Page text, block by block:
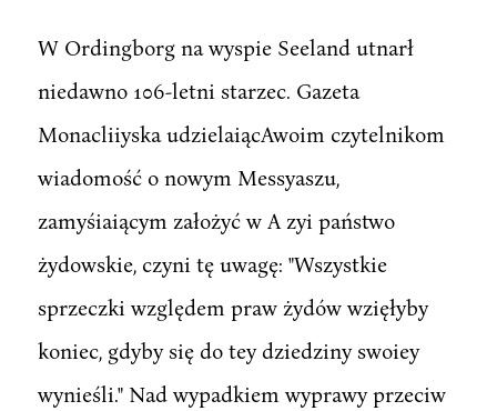
W Ordingborg na wyspie Seeland utnarł
niedawno 106-letni starzec. Gazeta
Monacliiyska udzielaiącAwoim czytelnikom
wiadomość o nowym Messyaszu,
zamyśiaiącym założyć w A zyi państwo
żydowskie, czyni tę uwagę: "Wszystkie
sprzeczki względem praw żydów wzięłyby
koniec, gdyby się do tey dziedziny swoiey
wynieśli." Nad wypadkiem wyprawy przeciw